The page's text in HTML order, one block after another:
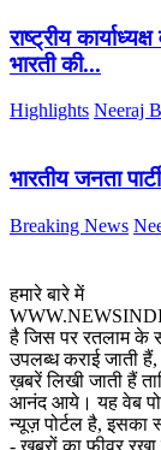
राष्ट्रीय
भारती की...
Highlights Neeraj
भारतीय जनता
Breaking News
हमारे बारे में
है जिस पर रतलाम के
उपलब्ध कराई जाती
ख़बरें लिखी जाती हैं
आनंद आये। यह वेब
न्यूज़ पोर्टल है, इसका
- खबरों का फीवर रखा